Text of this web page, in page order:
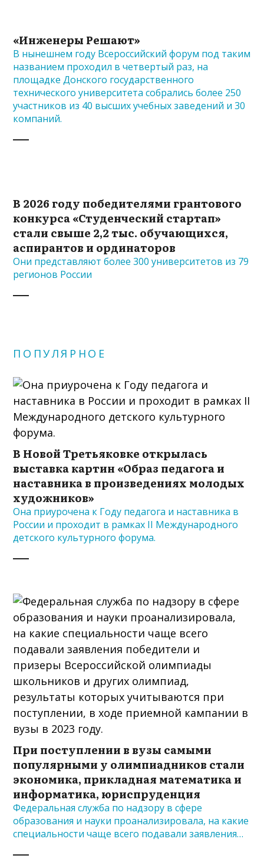
«Инженеры Решают»
В нынешнем году Всероссийский форум под таким
названием проходил в четвертый раз, на
площадке Донского государственного
технического университета собрались более 250
участников из 40 высших учебных заведений и 30
компаний.
В 2026 году победителями грантового
конкурса «Студенческий стартап»
стали свыше 2,2 тыс. обучающихся,
аспирантов и ординаторов
Они представляют более 300 университетов из 79
регионов России
ПОПУЛЯРНОЕ
В Новой Третьяковке открылась
выставка картин «Образ педагога и
наставника в произведениях молодых
художников»
Она приурочена к Году педагога и наставника в
России и проходит в рамках II Международного
детского культурного форума.
При поступлении в вузы самыми
популярными у олимпиадников стали
экономика, прикладная математика и
информатика, юриспруденция
Федеральная служба по надзору в сфере
образования и науки проанализировала, на какие
специальности чаще всего подавали заявления…